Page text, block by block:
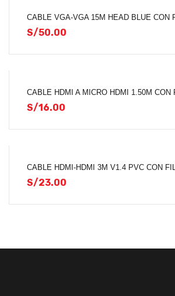
CABLE VGA-VGA 15M HEAD BLUE CON
S/50.00
CABLE HDMI A MICRO HDMI 1.50M CON
S/16.00
CABLE HDMI-HDMI 3M V1.4 PVC CON
S/23.00